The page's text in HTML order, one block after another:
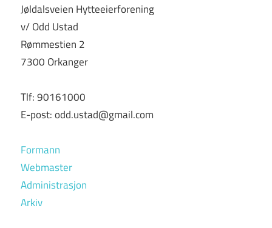
o
r
:
Jøldalsveien Hytteeierforening
v/ Odd Ustad
Rømmestien 2
7300 Orkanger
Tlf: 90161000
E-post: odd.ustad@gmail.com
Formann
Webmaster
Administrasjon
Arkiv